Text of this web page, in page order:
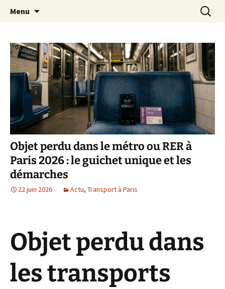
Transportdepersonne.com
Menu
Objet perdu dans le métro ou RER à
Paris 2026 : le guichet unique et les
démarches
22 juin 2026 Actu, Transport à Paris
Objet perdu dans
les transports